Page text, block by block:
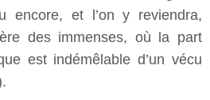
encore, et l’on y reviendra,
des immenses, où la part
est indémêlable d’un vécu